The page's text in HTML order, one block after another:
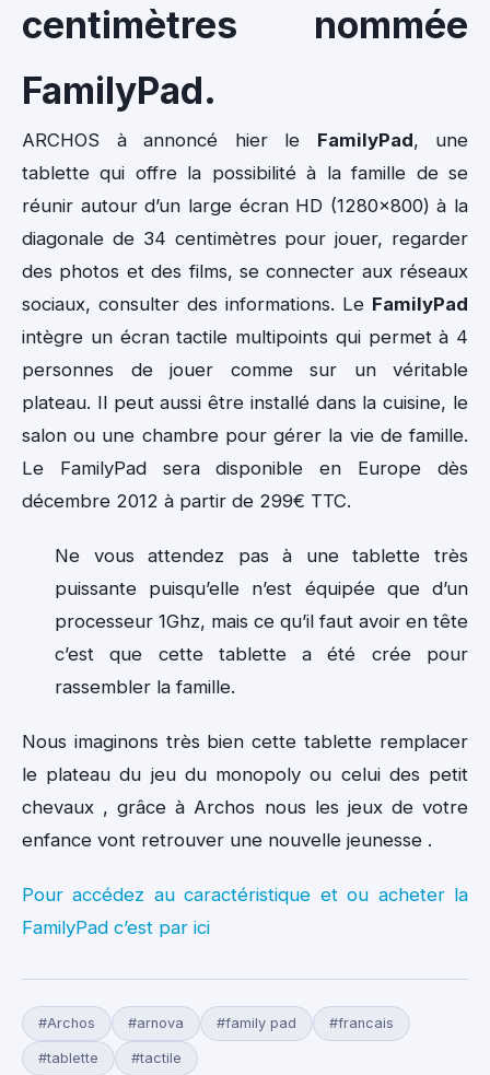
centimètres nommée
FamilyPad.
ARCHOS à annoncé hier le FamilyPad, une
tablette qui offre la possibilité à la famille de se
réunir autour d’un large écran HD (1280×800) à la
diagonale de 34 centimètres pour jouer, regarder
des photos et des films, se connecter aux réseaux
sociaux, consulter des informations. Le FamilyPad
intègre un écran tactile multipoints qui permet à 4
personnes de jouer comme sur un véritable
plateau. Il peut aussi être installé dans la cuisine, le
salon ou une chambre pour gérer la vie de famille.
Le FamilyPad sera disponible en Europe dès
décembre 2012 à partir de 299€ TTC.
Ne vous attendez pas à une tablette très
puissante puisqu’elle n’est équipée que d’un
processeur 1Ghz, mais ce qu’il faut avoir en tête
c’est que cette tablette a été crée pour
rassembler la famille.
Nous imaginons très bien cette tablette remplacer
le plateau du jeu du monopoly ou celui des petit
chevaux , grâce à Archos nous les jeux de votre
enfance vont retrouver une nouvelle jeunesse .
Pour accédez au caractéristique et ou acheter la
FamilyPad c’est par ici
#Archos #arnova #family pad #francais
#tablette #tactile